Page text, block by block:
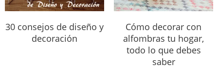
30 consejos de diseño y
decoración
Cómo decorar con
alfombras tu hogar,
todo lo que debes
saber